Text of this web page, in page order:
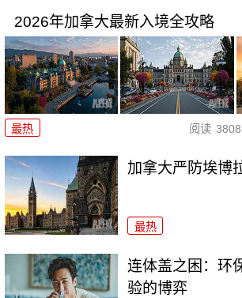
2026年加拿大最新入境全攻略
最热 阅读 3808
加拿大严防埃博
最热
连体盖之困：环
验的博弈